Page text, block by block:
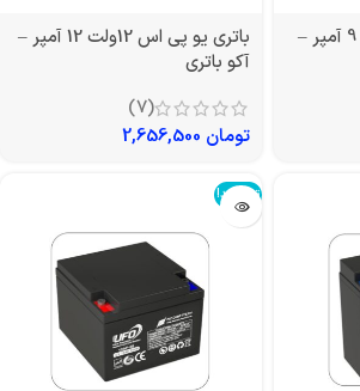
باتری یو پی اس 12ولت 9 آمپر –
باتری یو پی اس 12ولت 12 آمپر –
آکو باتری
(7)
تومان
تمام شد!